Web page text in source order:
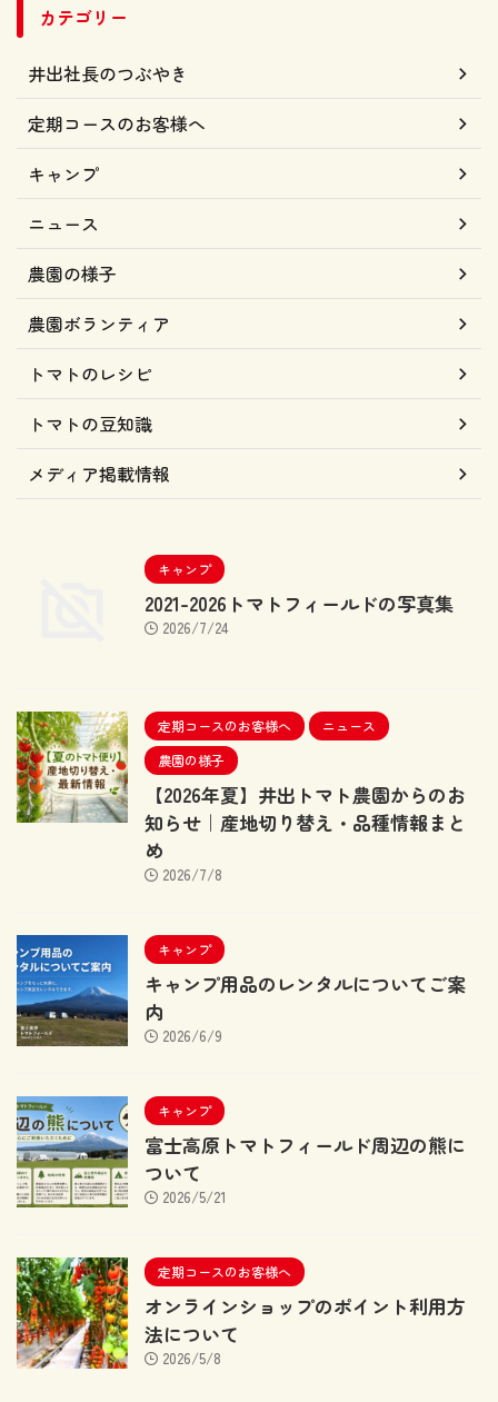
カテゴリー
井出社長のつぶやき
定期コースのお客様へ
キャンプ
ニュース
農園の様子
農園ボランティア
トマトのレシピ
トマトの豆知識
メディア掲載情報
キャンプ
2021-2026トマトフィールドの写真集
2026/7/24
定期コースのお客様へ
ニュース
農園の様子
【2026年夏】井出トマト農園からのお
知らせ｜産地切り替え・品種情報まと
め
2026/7/8
キャンプ
キャンプ用品のレンタルについてご案
内
2026/6/9
キャンプ
富士高原トマトフィールド周辺の熊に
ついて
2026/5/21
定期コースのお客様へ
オンラインショップのポイント利用方
法について
2026/5/8